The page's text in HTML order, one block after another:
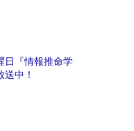
日『情報推命学ラ
送中！